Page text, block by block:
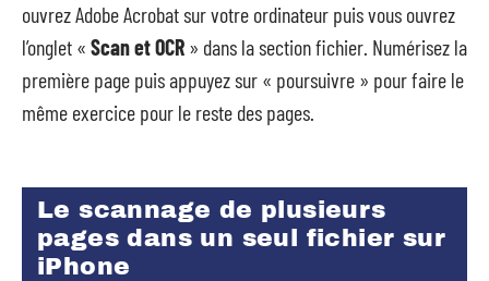
ouvrez Adobe Acrobat sur votre ordinateur puis vous ouvrez
l’onglet « Scan et OCR » dans la section fichier. Numérisez la
première page puis appuyez sur « poursuivre » pour faire le
même exercice pour le reste des pages.
Le scannage de plusieurs
pages dans un seul fichier sur
iPhone